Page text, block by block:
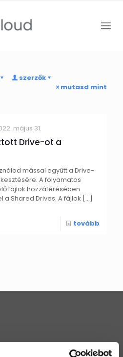
szerzők
mutasd mint
május 31.
Drive-ot a
mással együtt a Drive-
A folyamatos
fájlok hozzáférésében
a Shared Drives. A fájlok […]
tovább